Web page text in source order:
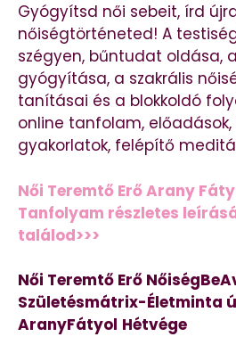
Gyógyítsd női sebeit, írd
nőiségtörténeted! A
szégyen, bűntudat oldása,
gyógyítása, a szakrális
tanításai és a blokkoldó
online tanfolam, előadások,
gyakorlatok, felépítő
Női Teremtő Erő Arany
Tanfolyam részletes
találod>>>
Női Teremtő Erő
Születésmátrix-Életminta
AranyFátyol Hétvége